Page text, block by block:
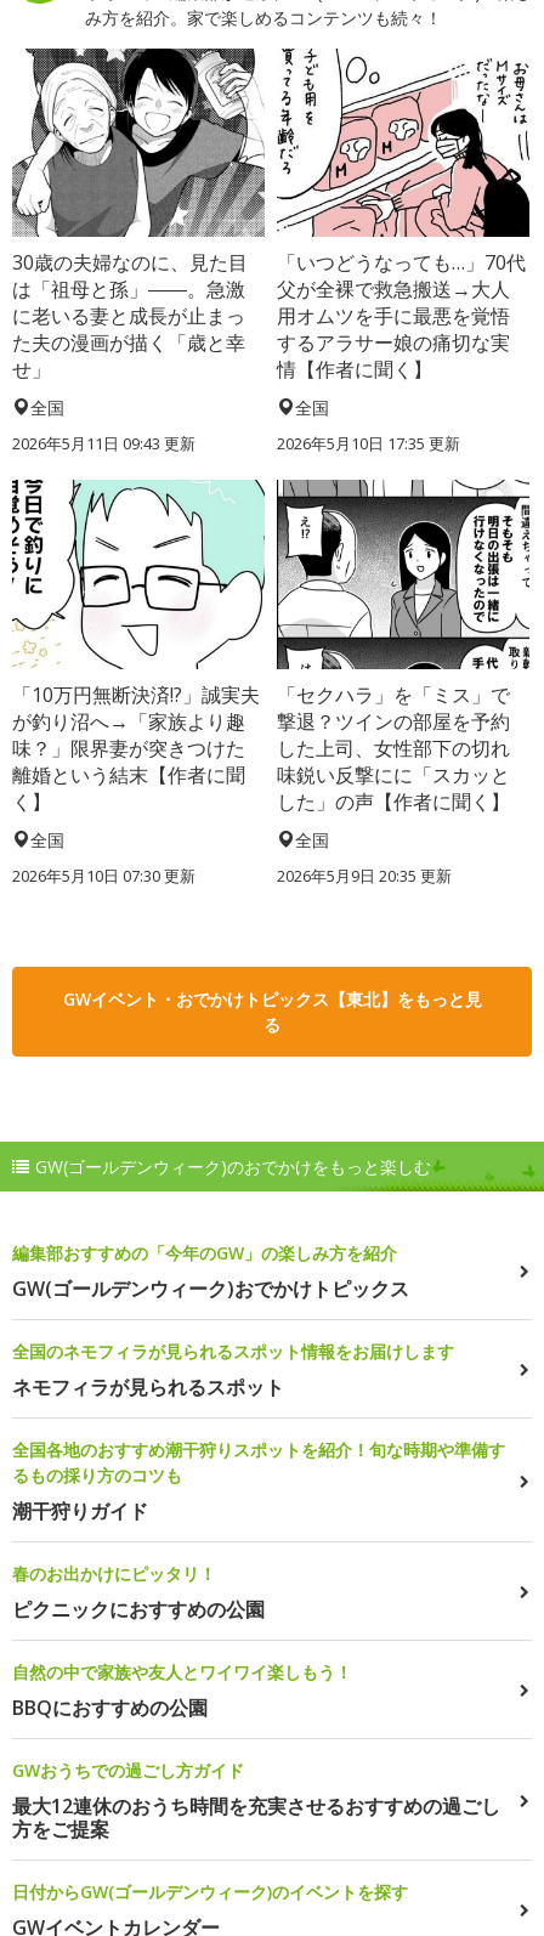
み方を紹介。家で楽しめるコンテンツも続々！
30歳の夫婦なのに、見た目
は「祖母と孫」――。急激
に老いる妻と成長が止まっ
た夫の漫画が描く「歳と幸
せ」
全国
2026年5月11日 09:43 更新
「いつどうなっても…」70代
父が全裸で救急搬送→大人
用オムツを手に最悪を覚悟
するアラサー娘の痛切な実
情【作者に聞く】
全国
2026年5月10日 17:35 更新
「10万円無断決済!?」誠実夫
が釣り沼へ→「家族より趣
味？」限界妻が突きつけた
離婚という結末【作者に聞
く】
全国
2026年5月10日 07:30 更新
「セクハラ」を「ミス」で
撃退？ツインの部屋を予約
した上司、女性部下の切れ
味鋭い反撃にに「スカッと
した」の声【作者に聞く】
全国
2026年5月9日 20:35 更新
GWイベント・おでかけトピックス【東北】をもっと見
る
GW(ゴールデンウィーク)のおでかけをもっと楽しむ
編集部おすすめの「今年のGW」の楽しみ方を紹介
GW(ゴールデンウィーク)おでかけトピックス
全国のネモフィラが見られるスポット情報をお届けします
ネモフィラが見られるスポット
全国各地のおすすめ潮干狩りスポットを紹介！旬な時期や準備す
るもの採り方のコツも
潮干狩りガイド
春のお出かけにピッタリ！
ピクニックにおすすめの公園
自然の中で家族や友人とワイワイ楽しもう！
BBQにおすすめの公園
GWおうちでの過ごし方ガイド
最大12連休のおうち時間を充実させるおすすめの過ごし
方をご提案
日付からGW(ゴールデンウィーク)のイベントを探す
GWイベントカレンダー